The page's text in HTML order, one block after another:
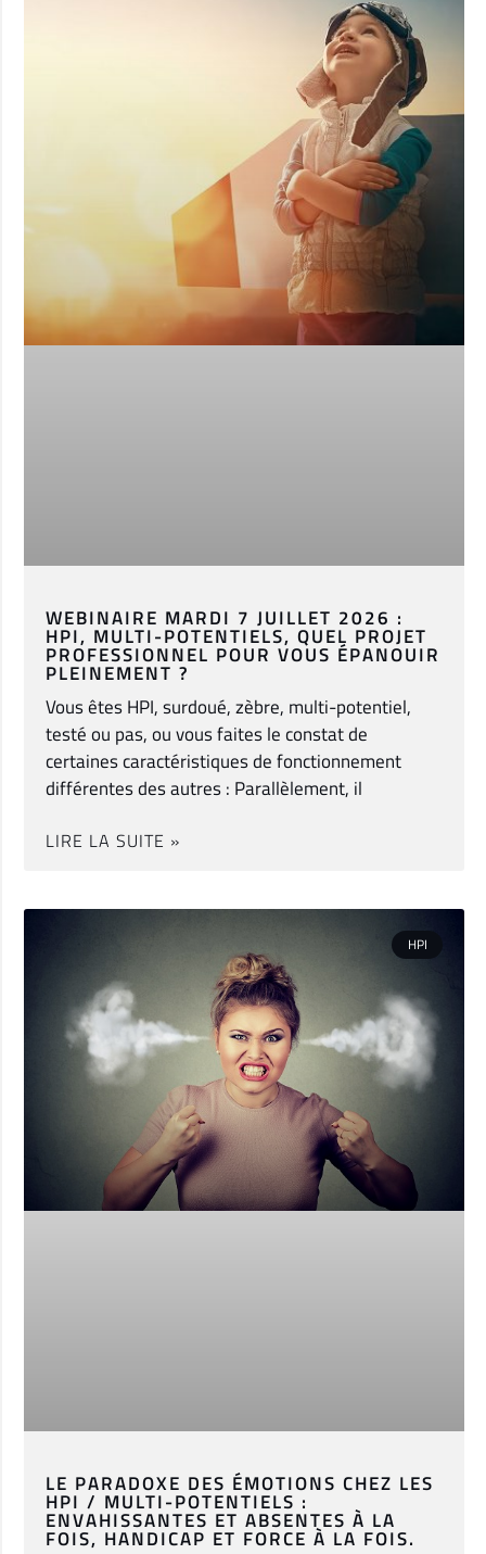
WEBINAIRE MARDI 7 JUILLET 2026 :
HPI, MULTI-POTENTIELS, QUEL PROJET
PROFESSIONNEL POUR VOUS ÉPANOUIR
PLEINEMENT ?
Vous êtes HPI, surdoué, zèbre, multi-potentiel,
testé ou pas, ou vous faites le constat de
certaines caractéristiques de fonctionnement
différentes des autres : Parallèlement, il
LIRE LA SUITE »
HPI
LE PARADOXE DES ÉMOTIONS CHEZ LES
HPI / MULTI-POTENTIELS :
ENVAHISSANTES ET ABSENTES À LA
FOIS, HANDICAP ET FORCE À LA FOIS.